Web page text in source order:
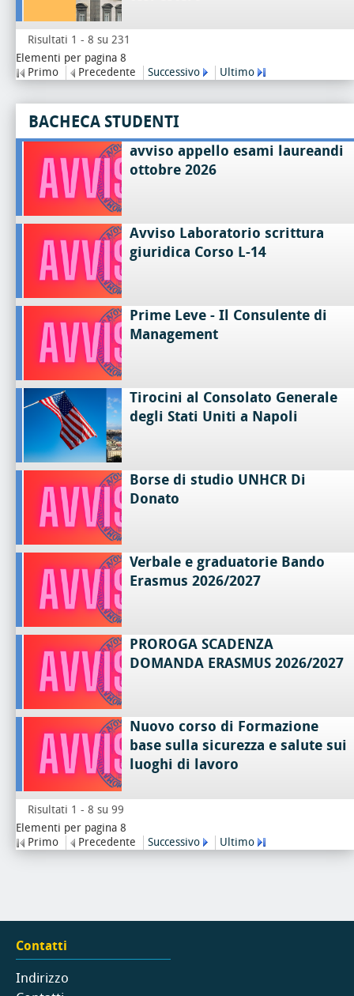
Risultati 1 - 8 su 231
Elementi per pagina 8
Primo
Precedente Successivo Ultimo
BACHECA STUDENTI
avviso appello esami laureandi
ottobre 2026
Avviso Laboratorio scrittura
giuridica Corso L-14
Prime Leve - Il Consulente di
Management
Tirocini al Consolato Generale
degli Stati Uniti a Napoli
Borse di studio UNHCR Di
Donato
Verbale e graduatorie Bando
Erasmus 2026/2027
PROROGA SCADENZA
DOMANDA ERASMUS 2026/2027
Nuovo corso di Formazione
base sulla sicurezza e salute sui
luoghi di lavoro
Risultati 1 - 8 su 99
Elementi per pagina 8
Primo
Precedente Successivo Ultimo
Contatti
Indirizzo